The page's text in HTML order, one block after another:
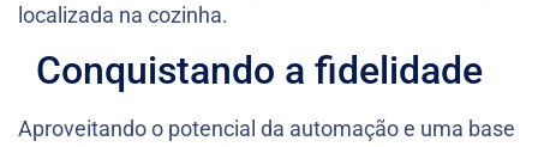
localizada na cozinha.
Conquistando a fidelidade
Aproveitando o potencial da automação e uma base